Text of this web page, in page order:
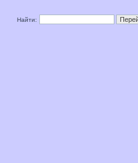
Найти: